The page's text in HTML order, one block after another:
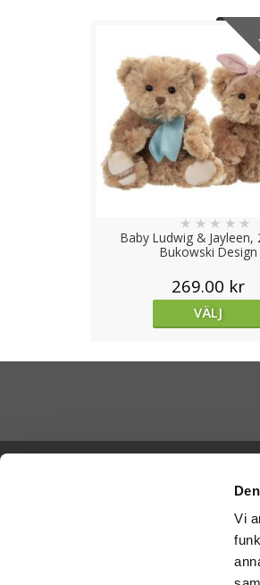
Vi
Baby Ludwig & Jayleen,
Bukowski Design
★ ★ ★ ★ ★
269.00 kr
VÄLJ